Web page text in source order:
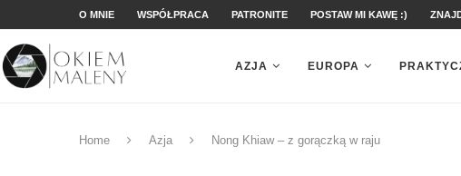
O MNIE WSPÓŁPRACA PATRONITE POSTAW MI KAWĘ :)
AZJA EUROPA
Home Azja Nong Khiaw – z gorączką w raju